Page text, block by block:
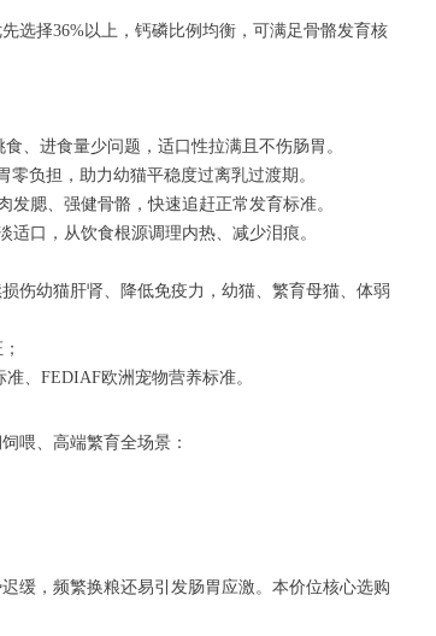
选择36%以上，钙磷比例均衡，可满足骨骼发育核
、进食量少问题，适口性拉满且不伤肠胃。
负担，助力幼猫平稳度过离乳过渡期。
腮、强健骨骼，快速追赶正常发育标准。
口，从饮食根源调理内热、减少泪痕。
伤幼猫肝肾、降低免疫力，幼猫、繁育母猫、体弱
、FEDIAF欧洲宠物营养标准。
喂、高端繁育全场景：
缓，频繁换粮还易引发肠胃应激。本价位核心选购